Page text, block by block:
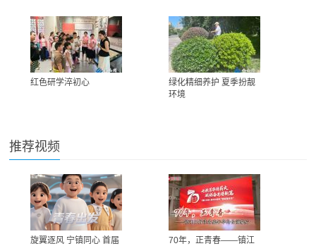
红色研学淬初心
绿化精细养护 夏季扮靓
环境
推荐视频
旋翼逐风 宁镇同心 首届
70年，正青春——镇江